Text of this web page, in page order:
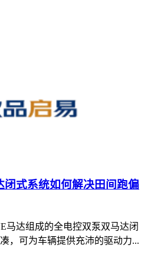
闭式系统如何解决田间跑偏
马达组成的全电控双泵双马达闭
，可为车辆提供充沛的驱动力...